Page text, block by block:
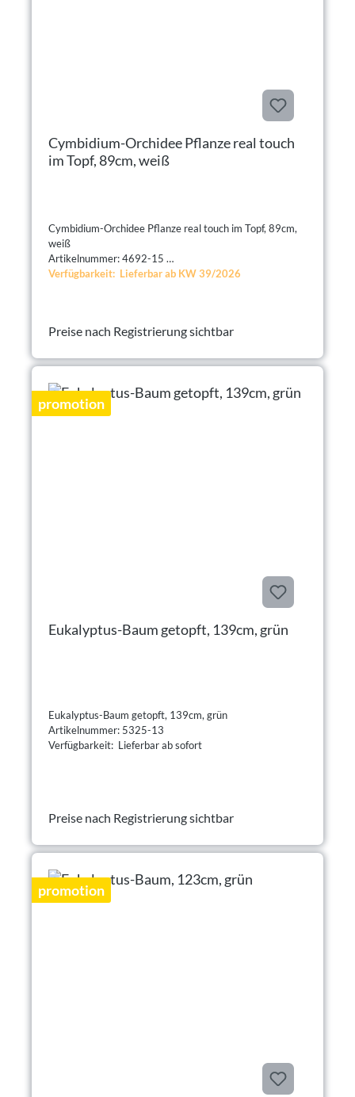
Cymbidium-Orchidee Pflanze real touch
im Topf, 89cm, weiß
Cymbidium-Orchidee Pflanze real touch im Topf, 89cm,
weiß
Artikelnummer: 4692-15
Verfügbarkeit: Lieferbar ab KW 39/2026
Preise nach Registrierung sichtbar
promotion
Eukalyptus-Baum getopft, 139cm, grün
Eukalyptus-Baum getopft, 139cm, grün
Artikelnummer: 5325-13
Verfügbarkeit: Lieferbar ab sofort
Preise nach Registrierung sichtbar
promotion